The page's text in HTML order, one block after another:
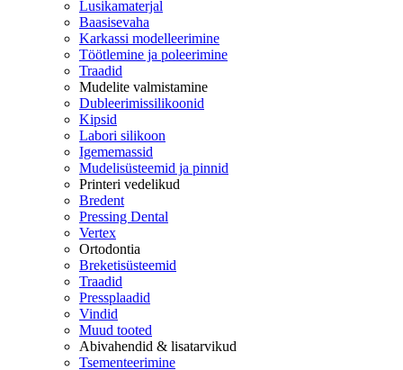
Lusikamaterjal
Baasisevaha
Karkassi modelleerimine
Töötlemine ja poleerimine
Traadid
Mudelite valmistamine
Dubleerimissilikoonid
Kipsid
Labori silikoon
Igememassid
Mudelisüsteemid ja pinnid
Printeri vedelikud
Bredent
Pressing Dental
Vertex
Ortodontia
Breketisüsteemid
Traadid
Pressplaadid
Vindid
Muud tooted
Abivahendid & lisatarvikud
Tsementeerimine